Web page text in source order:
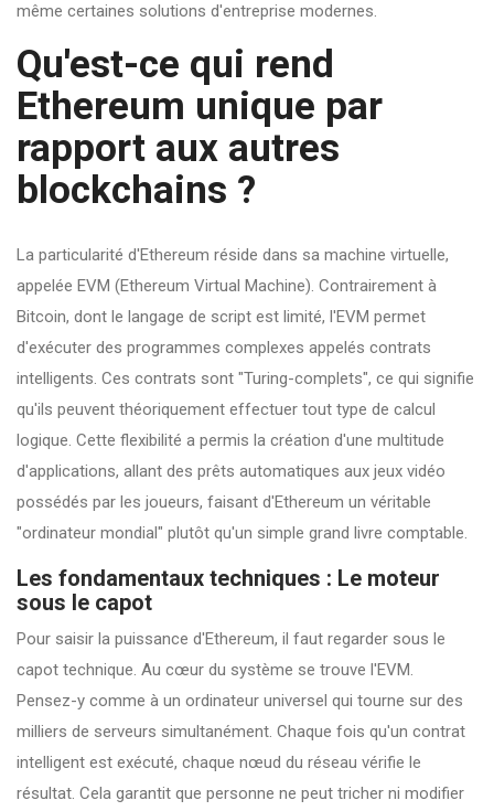
même certaines solutions d'entreprise modernes.
Qu'est-ce qui rend
Ethereum unique par
rapport aux autres
blockchains ?
La particularité d'Ethereum réside dans sa machine virtuelle,
appelée EVM (Ethereum Virtual Machine). Contrairement à
Bitcoin, dont le langage de script est limité, l'EVM permet
d'exécuter des programmes complexes appelés contrats
intelligents. Ces contrats sont "Turing-complets", ce qui signifie
qu'ils peuvent théoriquement effectuer tout type de calcul
logique. Cette flexibilité a permis la création d'une multitude
d'applications, allant des prêts automatiques aux jeux vidéo
possédés par les joueurs, faisant d'Ethereum un véritable
"ordinateur mondial" plutôt qu'un simple grand livre comptable.
Les fondamentaux techniques : Le moteur
sous le capot
Pour saisir la puissance d'Ethereum, il faut regarder sous le
capot technique. Au cœur du système se trouve l'EVM.
Pensez-y comme à un ordinateur universel qui tourne sur des
milliers de serveurs simultanément. Chaque fois qu'un contrat
intelligent est exécuté, chaque nœud du réseau vérifie le
résultat. Cela garantit que personne ne peut tricher ni modifier